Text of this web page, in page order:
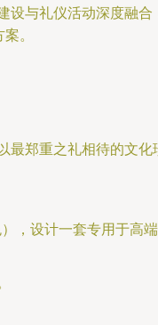
设与礼仪活动深度融
。
最郑重之礼相待的文
，设计一套专用于高